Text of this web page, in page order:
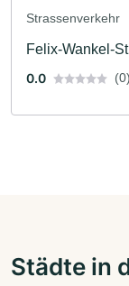
Strassenverkehr
Felix-Wankel-
0.0
(0)
Städte in